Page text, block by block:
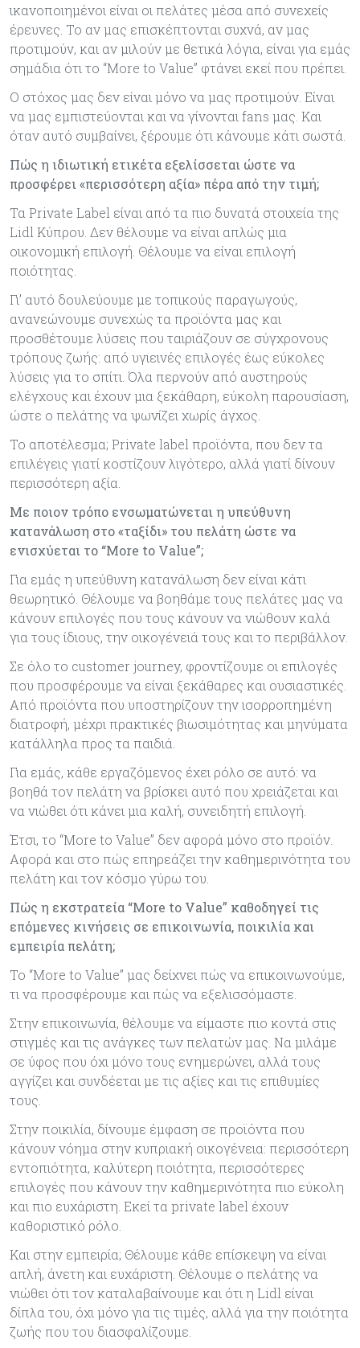
ικανοποιημένοι είναι οι πελάτες μέσα από συνεχείς
έρευνες. Το αν μας επισκέπτονται συχνά, αν μας
προτιμούν, και αν μιλούν με θετικά λόγια, είναι για εμάς
σημάδια ότι το “More to Value” φτάνει εκεί που πρέπει.
Ο στόχος μας δεν είναι μόνο να μας προτιμούν. Είναι
να μας εμπιστεύονται και να γίνονται fans μας. Και
όταν αυτό συμβαίνει, ξέρουμε ότι κάνουμε κάτι σωστά.
Πώς η ιδιωτική ετικέτα εξελίσσεται ώστε να
προσφέρει «περισσότερη αξία» πέρα από την τιμή;
Τα Private Label είναι από τα πιο δυνατά στοιχεία της
Lidl Κύπρου. Δεν θέλουμε να είναι απλώς μια
οικονομική επιλογή. Θέλουμε να είναι επιλογή
ποιότητας.
Γι’ αυτό δουλεύουμε με τοπικούς παραγωγούς,
ανανεώνουμε συνεχώς τα προϊόντα μας και
προσθέτουμε λύσεις που ταιριάζουν σε σύγχρονους
τρόπους ζωής: από υγιεινές επιλογές έως εύκολες
λύσεις για το σπίτι. Όλα περνούν από αυστηρούς
ελέγχους και έχουν μια ξεκάθαρη, εύκολη παρουσίαση,
ώστε ο πελάτης να ψωνίζει χωρίς άγχος.
Το αποτέλεσμα; Private label προϊόντα, που δεν τα
επιλέγεις γιατί κοστίζουν λιγότερο, αλλά γιατί δίνουν
περισσότερη αξία.
Με ποιον τρόπο ενσωματώνεται η υπεύθυνη
κατανάλωση στο «ταξίδι» του πελάτη ώστε να
ενισχύεται το “More to Value”;
Για εμάς η υπεύθυνη κατανάλωση δεν είναι κάτι
θεωρητικό. Θέλουμε να βοηθάμε τους πελάτες μας να
κάνουν επιλογές που τους κάνουν να νιώθουν καλά
για τους ίδιους, την οικογένειά τους και το περιβάλλον.
Σε όλο το customer journey, φροντίζουμε οι επιλογές
που προσφέρουμε να είναι ξεκάθαρες και ουσιαστικές.
Από προϊόντα που υποστηρίζουν την ισορροπημένη
διατροφή, μέχρι πρακτικές βιωσιμότητας και μηνύματα
κατάλληλα προς τα παιδιά.
Για εμάς, κάθε εργαζόμενος έχει ρόλο σε αυτό: να
βοηθά τον πελάτη να βρίσκει αυτό που χρειάζεται και
να νιώθει ότι κάνει μια καλή, συνειδητή επιλογή.
Έτσι, το “More to Value” δεν αφορά μόνο στο προϊόν.
Αφορά και στο πώς επηρεάζει την καθημερινότητα του
πελάτη και τον κόσμο γύρω του.
Πώς η εκστρατεία “More to Value” καθοδηγεί τις
επόμενες κινήσεις σε επικοινωνία, ποικιλία και
εμπειρία πελάτη;
Το “More to Value” μας δείχνει πώς να επικοινωνούμε,
τι να προσφέρουμε και πώς να εξελισσόμαστε.
Στην επικοινωνία, θέλουμε να είμαστε πιο κοντά στις
στιγμές και τις ανάγκες των πελατών μας. Να μιλάμε
σε ύφος που όχι μόνο τους ενημερώνει, αλλά τους
αγγίζει και συνδέεται με τις αξίες και τις επιθυμίες
τους.
Στην ποικιλία, δίνουμε έμφαση σε προϊόντα που
κάνουν νόημα στην κυπριακή οικογένεια: περισσότερη
εντοπιότητα, καλύτερη ποιότητα, περισσότερες
επιλογές που κάνουν την καθημερινότητα πιο εύκολη
και πιο ευχάριστη. Εκεί τα private label έχουν
καθοριστικό ρόλο.
Και στην εμπειρία; Θέλουμε κάθε επίσκεψη να είναι
απλή, άνετη και ευχάριστη. Θέλουμε ο πελάτης να
νιώθει ότι τον καταλαβαίνουμε και ότι η Lidl είναι
δίπλα του, όχι μόνο για τις τιμές, αλλά για την ποιότητα
ζωής που του διασφαλίζουμε.